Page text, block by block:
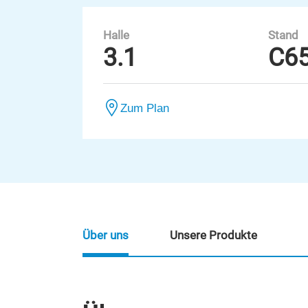
Halle
3.1
Stand
Zum Plan
Über uns Unsere Produkte